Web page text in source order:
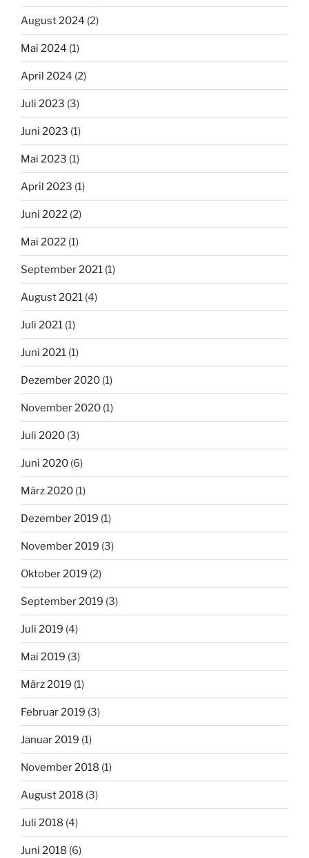
August 2024 (2)
Mai 2024 (1)
April 2024 (2)
Juli 2023 (3)
Juni 2023 (1)
Mai 2023 (1)
April 2023 (1)
Juni 2022 (2)
Mai 2022 (1)
September 2021 (1)
August 2021 (4)
Juli 2021 (1)
Juni 2021 (1)
Dezember 2020 (1)
November 2020 (1)
Juli 2020 (3)
Juni 2020 (6)
März 2020 (1)
Dezember 2019 (1)
November 2019 (3)
Oktober 2019 (2)
September 2019 (3)
Juli 2019 (4)
Mai 2019 (3)
März 2019 (1)
Februar 2019 (3)
Januar 2019 (1)
November 2018 (1)
August 2018 (3)
Juli 2018 (4)
Juni 2018 (6)